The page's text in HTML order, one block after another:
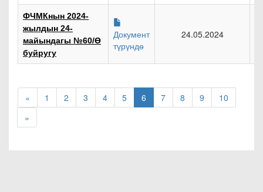
ФЧМКнын 2024-
жылдын 24-
майындагы №60/Ө
буйругу
Документ
түрүндө
24.05.2024
« 1 2 3 4 5 6 7 8 9
10
»